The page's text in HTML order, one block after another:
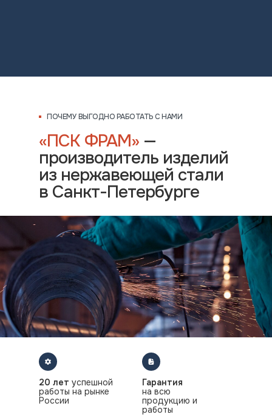
«ПСК ФРАМ» —
производитель изделий
из нержавеющей стали
в Санкт-Петербурге
20 лет успешной
работы на рынке
России
Гарантия
на всю
продукцию и
работы
ПОЧЕМУ ВЫГОДНО РАБОТАТЬ С НАМИ